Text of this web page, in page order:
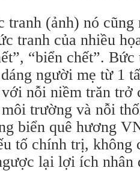
tranh (ảnh) nó
tranh của nhiều
“biển chết”.
người mẹ từ 1
nỗi niềm trăn trở
trường và nỗi
biển quê hương
tố chính trị, không
lại lợi ích nhân